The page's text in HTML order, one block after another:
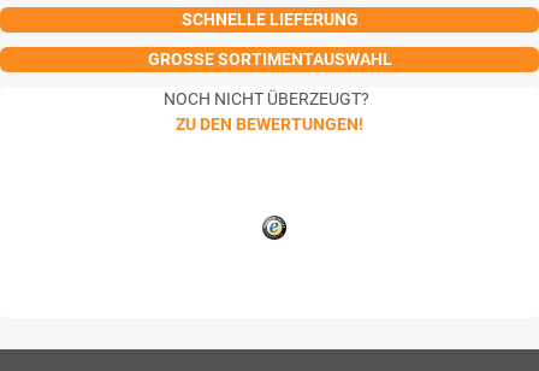
SCHNELLE LIEFERUNG
GROSSE SORTIMENTAUSWAHL
NOCH NICHT ÜBERZEUGT?
ZU DEN BEWERTUNGEN!